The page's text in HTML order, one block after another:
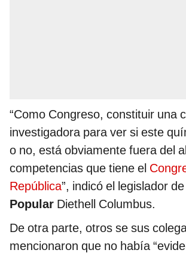
“Como Congreso, constituir una
investigadora para ver si este
o no, está obviamente fuera del
competencias que tiene el
República”, indicó el legislador de
Popular Diethell Columbus.
De otra parte, otros se sus
mencionaron que no había